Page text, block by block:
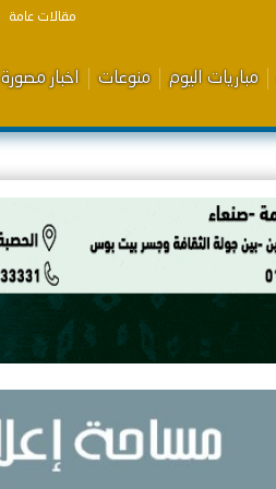
مقالات عامة
مباريات اليوم منوعات اخبار مصورة